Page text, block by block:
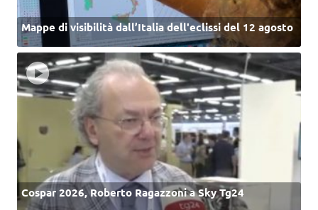
Mappe di visibilità dall’Italia dell'eclissi del 12 agosto
Cospar 2026, Roberto Ragazzoni a Sky Tg24